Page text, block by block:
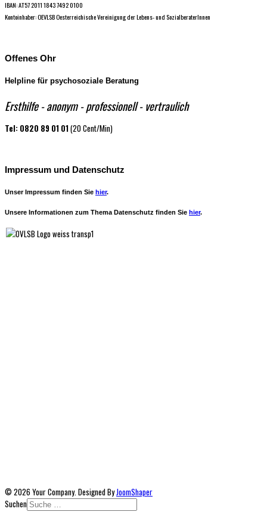
IBAN: AT57 2011 1843 7492 0100
Kontoinhaber: OEVLSB Oesterreichische Vereinigung der Lebens- und SozialberaterInnen
Offenes Ohr
Helpline für psychosoziale Beratung
Ersthilfe - anonym - professio​nell - vertraulich
Tel: 0820 89 01 01(20 Cent/Min)
Impressum und Datenschutz
Unser Impressum finden Sie hier.
Unsere Informationen zum Thema Datenschutz finden Sie hier.
© 2026 Your Company. Designed ByJoomShaper
Suchen